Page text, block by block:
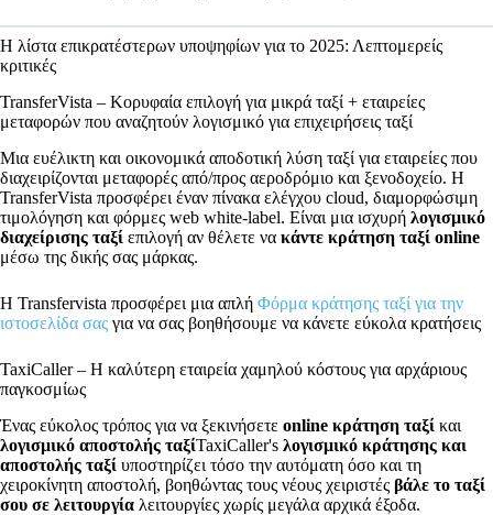
Η λίστα επικρατέστερων υποψηφίων για το 2025: Λεπτομερείς
κριτικές
TransferVista – Κορυφαία επιλογή για μικρά ταξί + εταιρείες
μεταφορών που αναζητούν λογισμικό για επιχειρήσεις ταξί
Μια ευέλικτη και οικονομικά αποδοτική λύση ταξί για εταιρείες που
διαχειρίζονται μεταφορές από/προς αεροδρόμιο και ξενοδοχείο. Η
TransferVista προσφέρει έναν πίνακα ελέγχου cloud, διαμορφώσιμη
τιμολόγηση και φόρμες web white-label. Είναι μια ισχυρή λογισμικό
διαχείρισης ταξί επιλογή αν θέλετε να κάντε κράτηση ταξί online
μέσω της δικής σας μάρκας.
Η Transfervista προσφέρει μια απλή Φόρμα κράτησης ταξί για την
ιστοσελίδα σας για να σας βοηθήσουμε να κάνετε εύκολα κρατήσεις
TaxiCaller – Η καλύτερη εταιρεία χαμηλού κόστους για αρχάριους
παγκοσμίως
Ένας εύκολος τρόπος για να ξεκινήσετε online κράτηση ταξί και
λογισμικό αποστολής ταξίTaxiCaller's λογισμικό κράτησης και
αποστολής ταξί υποστηρίζει τόσο την αυτόματη όσο και τη
χειροκίνητη αποστολή, βοηθώντας τους νέους χειριστές βάλε το ταξί
σου σε λειτουργία λειτουργίες χωρίς μεγάλα αρχικά έξοδα.